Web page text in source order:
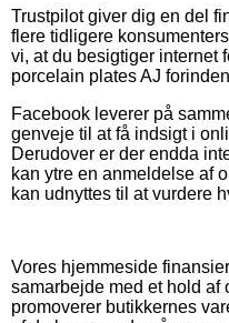
Trustpilot giver dig en del
flere tidligere
vi, at du besigtiger internet
porcelain plates AJ
Facebook leverer på
genveje til at få indsigt i
Derudover er der endda
kan ytre en anmeldelse af
kan udnyttes til at vurdere
Vores hjemmeside
samarbejde med et hold af
promoverer butikkernes